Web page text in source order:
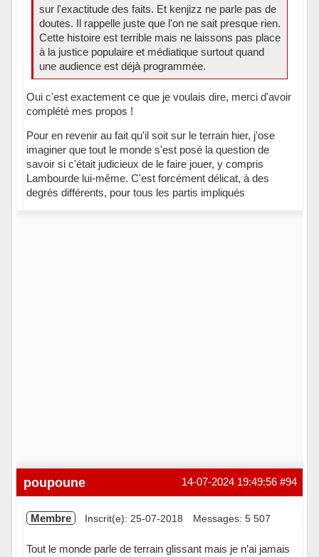
sur l'exactitude des faits. Et kenjizz ne parle pas de
doutes. Il rappelle juste que l'on ne sait presque rien.
Cette histoire est terrible mais ne laissons pas place
à la justice populaire et médiatique surtout quand
une audience est déjà programmée.
Oui c'est exactement ce que je voulais dire, merci d'avoir
complété mes propos !
Pour en revenir au fait qu'il soit sur le terrain hier, j'ose
imaginer que tout le monde s'est posé la question de
savoir si c'était judicieux de le faire jouer, y compris
Lambourde lui-même. C'est forcément délicat, à des
degrés différents, pour tous les partis impliqués
#94
14-07-2024 19:49:56
poupoune
Membre Inscrit(e): 25-07-2018 Messages: 5 507
Tout le monde parle de terrain glissant mais je n’ai jamais